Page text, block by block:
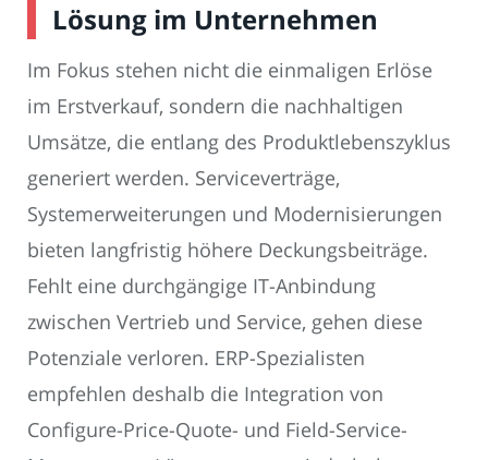
Lösung im Unternehmen
Im Fokus stehen nicht die einmaligen Erlöse
im Erstverkauf, sondern die nachhaltigen
Umsätze, die entlang des Produktlebenszyklus
generiert werden. Serviceverträge,
Systemerweiterungen und Modernisierungen
bieten langfristig höhere Deckungsbeiträge.
Fehlt eine durchgängige IT-Anbindung
zwischen Vertrieb und Service, gehen diese
Potenziale verloren. ERP-Spezialisten
empfehlen deshalb die Integration von
Configure-Price-Quote- und Field-Service-